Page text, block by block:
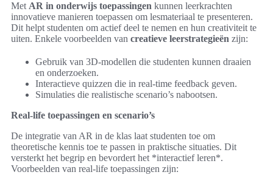
Met AR in onderwijs toepassingen kunnen leerkrachten
innovatieve manieren toepassen om lesmateriaal te presenteren.
Dit helpt studenten om actief deel te nemen en hun creativiteit te
uiten. Enkele voorbeelden van creatieve leerstrategieën zijn:
Gebruik van 3D-modellen die studenten kunnen draaien
en onderzoeken.
Interactieve quizzen die in real-time feedback geven.
Simulaties die realistische scenario’s nabootsen.
Real-life toepassingen en scenario’s
De integratie van AR in de klas laat studenten toe om
theoretische kennis toe te passen in praktische situaties. Dit
versterkt het begrip en bevordert het *interactief leren*.
Voorbeelden van real-life toepassingen zijn: